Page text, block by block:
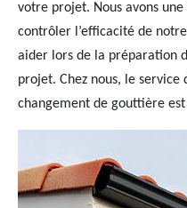
votre projet. Nous avons
contrôler l’efficacité de
aider lors de la préparation
projet. Chez nous, le service
changement de gouttière